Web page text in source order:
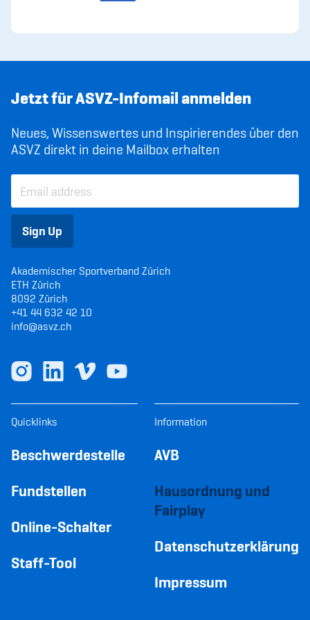
Sponsoren und Partner
Netzwerk
Jetzt für ASVZ-Infomail anmelden
Neues, Wissenswertes und Inspirierendes über den
ASVZ direkt in deine Mailbox erhalten
Sign Up
Akademischer Sportverband Zürich
ETH Zürich
8092 Zürich
+41 44 632 42 10
info@asvz.ch
Quicklinks
Beschwerdestelle
Fundstellen
Online-Schalter
Staff-Tool
Information
AVB
Hausordnung und
Fairplay
Datenschutzerklärung
Impressum